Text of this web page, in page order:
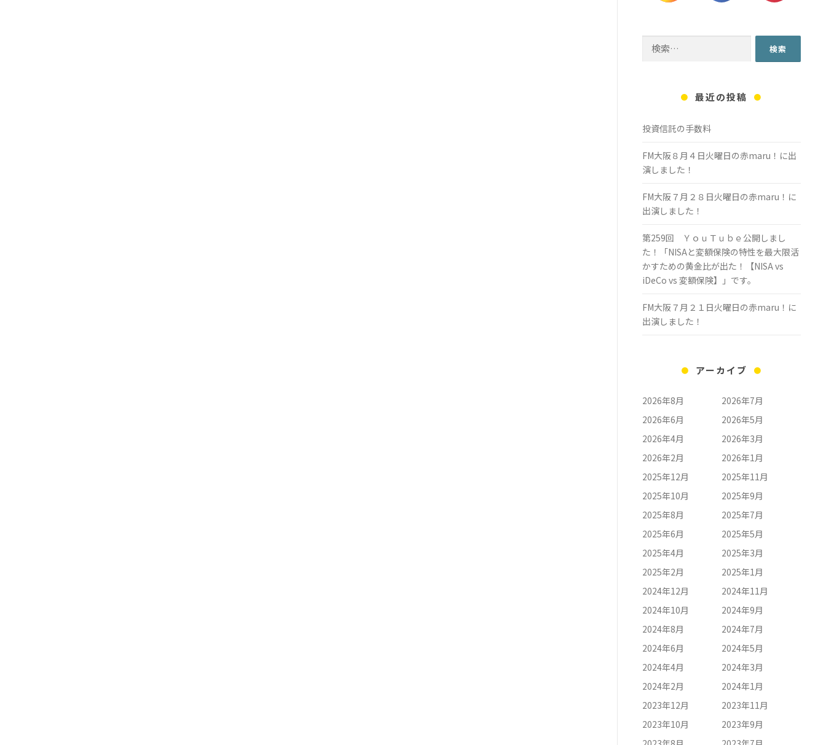
最近の投稿
投資信託の手数料
FM大阪８月４日火曜日の赤maru！に出
演しました！
FM大阪７月２８日火曜日の赤maru！に
出演しました！
第259回 ＹｏｕＴｕｂｅ公開しまし
た！「NISAと変額保険の特性を最大限活
かすための黄金比が出た！【NISA vs
iDeCo vs 変額保険】」です。
FM大阪７月２１日火曜日の赤maru！に
出演しました！
アーカイブ
2026年8月
2026年7月
2026年6月
2026年5月
2026年4月
2026年3月
2026年2月
2026年1月
2025年12月
2025年11月
2025年10月
2025年9月
2025年8月
2025年7月
2025年6月
2025年5月
2025年4月
2025年3月
2025年2月
2025年1月
2024年12月
2024年11月
2024年10月
2024年9月
2024年8月
2024年7月
2024年6月
2024年5月
2024年4月
2024年3月
2024年2月
2024年1月
2023年12月
2023年11月
2023年10月
2023年9月